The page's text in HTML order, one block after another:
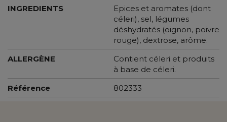
INGREDIENTS
Epices et aromates (dont
céleri), sel, légumes
déshydratés (oignon, poivre
rouge), dextrose, arôme.
ALLERGÈNE
Contient céleri et produits
à base de céleri.
Référence
802333